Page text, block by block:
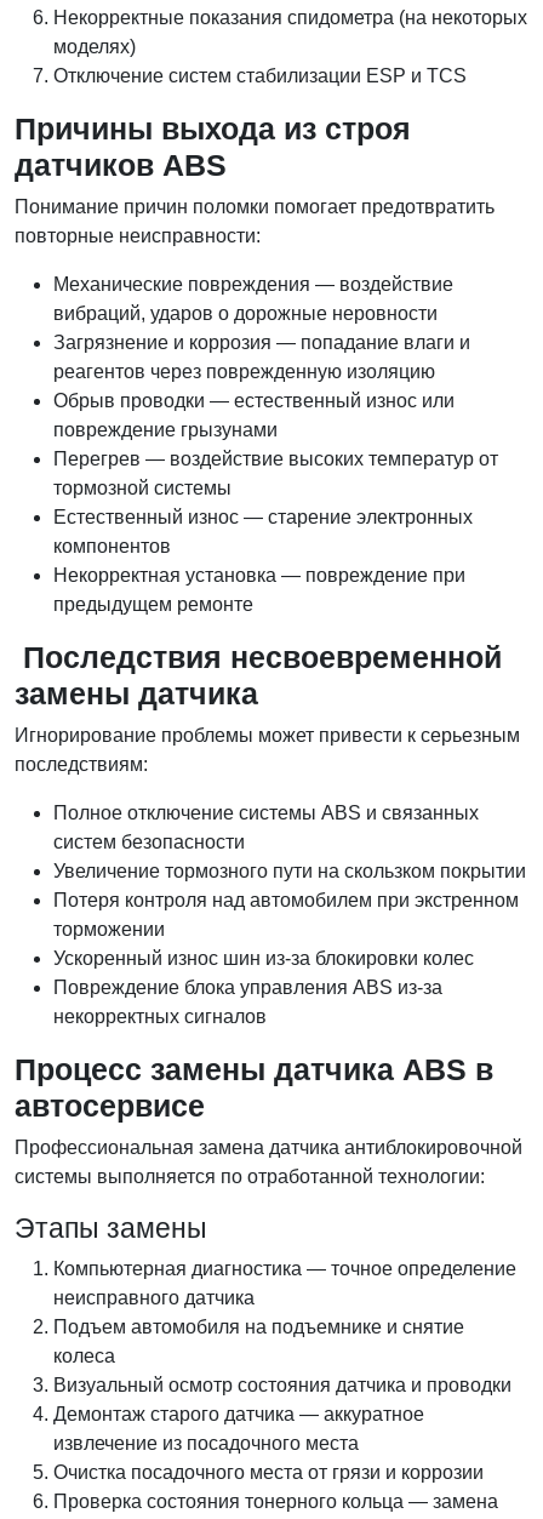
Некорректные показания спидометра (на некоторых
моделях)
Отключение систем стабилизации ESP и TCS
Причины выхода из строя
датчиков ABS
Понимание причин поломки помогает предотвратить
повторные неисправности:
Механические повреждения — воздействие
вибраций, ударов о дорожные неровности
Загрязнение и коррозия — попадание влаги и
реагентов через поврежденную изоляцию
Обрыв проводки — естественный износ или
повреждение грызунами
Перегрев — воздействие высоких температур от
тормозной системы
Естественный износ — старение электронных
компонентов
Некорректная установка — повреждение при
предыдущем ремонте
Последствия несвоевременной
замены датчика
Игнорирование проблемы может привести к серьезным
последствиям:
Полное отключение системы ABS и связанных
систем безопасности
Увеличение тормозного пути на скользком покрытии
Потеря контроля над автомобилем при экстренном
торможении
Ускоренный износ шин из-за блокировки колес
Повреждение блока управления ABS из-за
некорректных сигналов
Процесс замены датчика ABS в
автосервисе
Профессиональная замена датчика антиблокировочной
системы выполняется по отработанной технологии:
Этапы замены
Компьютерная диагностика — точное определение
неисправного датчика
Подъем автомобиля на подъемнике и снятие
колеса
Визуальный осмотр состояния датчика и проводки
Демонтаж старого датчика — аккуратное
извлечение из посадочного места
Очистка посадочного места от грязи и коррозии
Проверка состояния тонерного кольца — замена